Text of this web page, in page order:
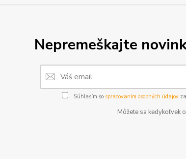
Nepremeškajte
Súhlasím so spracovaním osobných údajovza
Môžete sa kedykoľvek